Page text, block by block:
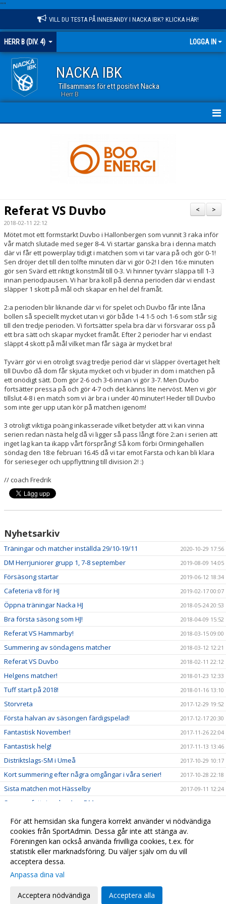
""
VILL DU TESTA PÅ INNEBANDY I NACKA IBK? KLICKA HÄR!
HERR B (DIV. 4) LOGGA IN
NACKA IBK
Tillsammans för ett positivt Nacka
Herr B
MATCHER
SERIER
BILDGALLERI
DOKUMENT
KONTAKT
>
<
Referat VS Duvbo
2018-02-11 22:12
Mötet mot ett formstarkt Duvbo i Hallonbergen som vunnit 3 raka inför
vår match slutade med seger 8-4. Vi startar ganska bra i denna match
där vi får ett powerplay tidigt i matchen som vi tar vara på och gör 0-1!
Sen dröjer det till den tolfte minuten där vi gör 0-2! I den 16:e minuten
gör sen Svärd ett riktigt konstmål till 0-3. Vi hinner tyvärr släppa till 1-3
innan periodpausen. Vi har bra koll på denna perioden där vi endast
släpper 1 skott på mål och skapar en hel del framåt.
2:a perioden blir liknande där vi för spelet och Duvbo får inte låna
bollen så speciellt mycket utan vi gör både 1-4 1-5 och 1-6 som står sig
till den tredje perioden. Vi fortsätter spela bra där vi försvarar oss på
ett bra sätt och skapar mycket framåt. Efter 2 perioder har vi endast
släppt 4 skott på mål vilket man får säga är mycket bra!
Tyvärr gör vi en otroligt svag tredje period där vi släpper övertaget helt
till Duvbo då dom får skjuta mycket och vi bjuder in dom i matchen på
ett onödigt sätt. Dom gör 2-6 och 3-6 innan vi gör 3-7. Men Duvbo
fortsätter pressa på och gör 4-7 och det känns lite nervöst. Men vi gör
tillslut 4-8 i en match som vi är bra i under 40 minuter! Heder till Duvbo
som inte ger upp utan kör på matchen igenom!
3 otroligt viktiga poäng inkasserade vilket betyder att vi kan vinna
serien redan nästa helg då vi ligger så pass långt före 2:an i serien att
inget lag kan ta ikapp vårt försprång! Så kom förbi Ormingehallen
söndag den 18:e februari 16.45 då vi tar emot Farsta och kan bli klara
för serieseger och uppflyttning till division 2! :)
// coach Fredrik
Nyhetsarkiv
Träningar och matcher inställda 29/10-19/11 2020-10-29 17:56
DM Herrjuniorer grupp 1, 7-8 september 2019-08-09 14:05
Försäsong startar 2019-06-12 18:34
Cafeteria v8 för HJ 2019-02-17 00:07
Öppna träningar Nacka HJ 2018-05-24 20:53
Bra första säsong som HJ! 2018-04-09 15:52
Referat VS Hammarby! 2018-03-15 09:00
Summering av söndagens matcher 2018-03-12 12:21
Referat VS Duvbo 2018-02-11 22:12
Helgens matcher! 2018-01-23 12:33
Tuff start på 2018! 2018-01-16 13:10
Storvreta 2017-12-29 19:52
Första halvan av säsongen färdigspelad! 2017-12-17 20:30
Fantastisk November! 2017-11-26 22:04
Fantastisk helg! 2017-11-13 13:46
Distriktslags-SM i Umeå 2017-10-29 10:17
Kort summering efter några omgångar i våra serier! 2017-10-28 22:18
Sista matchen mot Hässelby 2017-09-11 12:24
Sammanfattning dag 1 av DM
Cafeteriaschema v36 för HJ (P02-00) 2017-08-27 23:12
Lite info 2017-08-20 11:34
Följ oss på Instagram 2017-08-09 14:21
inställningar
Webbversion
För att hemsidan ska fungera korrekt använder vi nödvändiga
cookies från SportAdmin. Dessa går inte att stänga av.
Föreningen kan också använda frivilliga cookies, t.ex. för
statistik eller marknadsföring. Du väljer själv om du vill
acceptera dessa.
Anpassa dina val
Acceptera nödvändiga Acceptera alla